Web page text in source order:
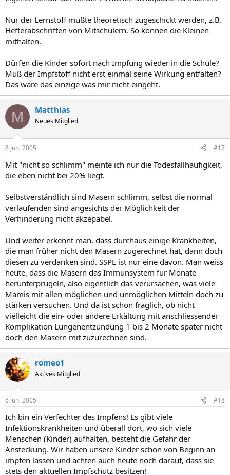
Nur der Lernstoff müßte theoretisch zugeschickt werden, z.B.
Hefterabschriften von Mitschülern. So können die Kleinen
mithalten.
Dürfen die Kinder sofort nach Impfung wieder in die Schule?
Muß der Impfstoff nicht erst einmal seine Wirkung entfalten?
Das wäre das einzige was mir nicht eingeht.
M Matthias
Neues Mitglied
6 Juni 2005 #17
Mit "nicht so schlimm" meinte ich nur die Todesfallhäufigkeit,
die eben nicht bei 20% liegt.
Selbstverständlich sind Masern schlimm, selbst die normal
verlaufenden sind angesichts der Möglichkeit der
Verhinderung nicht akzepabel.
Und weiter erkennt man, dass durchaus einige Krankheiten,
die man früher nicht den Masern zugerechnet hat, dann doch
diesen zu verdanken sind. SSPE ist nur eine davon. Man weiss
heute, dass die Masern das Immunsystem für Monate
herunterprügeln, also eigentlich das verursachen, was viele
Mamis mit allen möglichen und unmöglichen Mitteln doch zu
stärken versuchen. Und da ist schon fraglich, ob nicht
vielleicht die ein- oder andere Erkältung mit anschliessender
Komplikation Lungenentzündung 1 bis 2 Monate später nicht
doch den Masern mit zuzurechnen sind.
romeo1
Aktives Mitglied
6 Juni 2005 #18
Ich bin ein Verfechter des Impfens! Es gibt viele
Infektionskrankheiten und überall dort, wo sich viele
Menschen (Kinder) aufhalten, besteht die Gefahr der
Ansteckung. Wir haben unsere Kinder schon von Beginn an
impfen lassen und achten auch heute noch darauf, dass sie
stets den aktuellen Impfschutz besitzen!